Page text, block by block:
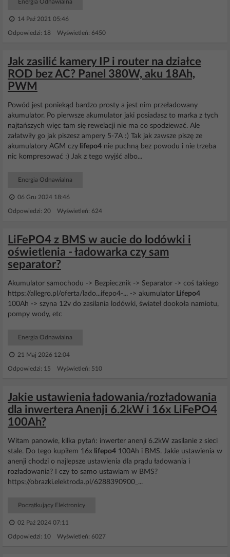
Energia Odnawialna
14 Paź 2021 05:46
Odpowiedzi: 18 Wyświetleń: 6450
Jak zasilić kamery IP i router na działce
ROD bez AC? Panel 380W, aku 18Ah,
PWM
Powód jest poniekąd bardzo prosty a jest nim przeładowany
akumulator. Po pierwsze akumulator jaki posiadasz to marka z tych
najtańszych więc tam się rewelacji nie ma co spodziewać. Ale
załatwiły go jak piszesz ampery 5-7A :) Tak jak zawsze piszę ze
akumulatory AGM czy lifepo4 nie puchną bez powodu i nie trzeba
nic kompresować :) Jak z tego wyjść albo...
Energia Odnawialna
06 Gru 2024 18:46
Odpowiedzi: 20 Wyświetleń: 624
LiFePO4 z BMS w aucie do lodówki i
oświetlenia - ładowarka czy sam
separator?
Akumulator samochodu -> Bezpiecznik -> Separator -> coś takiego
https://allegro.pl/oferta/lado...ifepo4-... -> akumulator Lifepo4
100Ah -> szyna 12v do zasilania lodówki, świateł dookoła namiotu,
pompy wody, etc
Energia Odnawialna
21 Maj 2026 12:04
Odpowiedzi: 15 Wyświetleń: 510
Jakie ustawienia ładowania/rozładowania
dla inwertera Anenji 6.2kW i 16x LiFePO4
100Ah?
Witam panowie, kilka pytań: inwerter anenji 6.2kW zasilanie z sieci
stale. Do tego kupiłem 16x lifepo4 100Ah i BMS. Jakie ustawienia w
anenji chodzi o najlepsze ustawienia dla prądu ładowania i
rozładowania? I czy to samo ustawiam w BMS?
https://obrazki.elektroda.pl/6288390900_...
Początkujący Elektronicy
02 Paź 2024 07:11
Odpowiedzi: 10 Wyświetleń: 6027